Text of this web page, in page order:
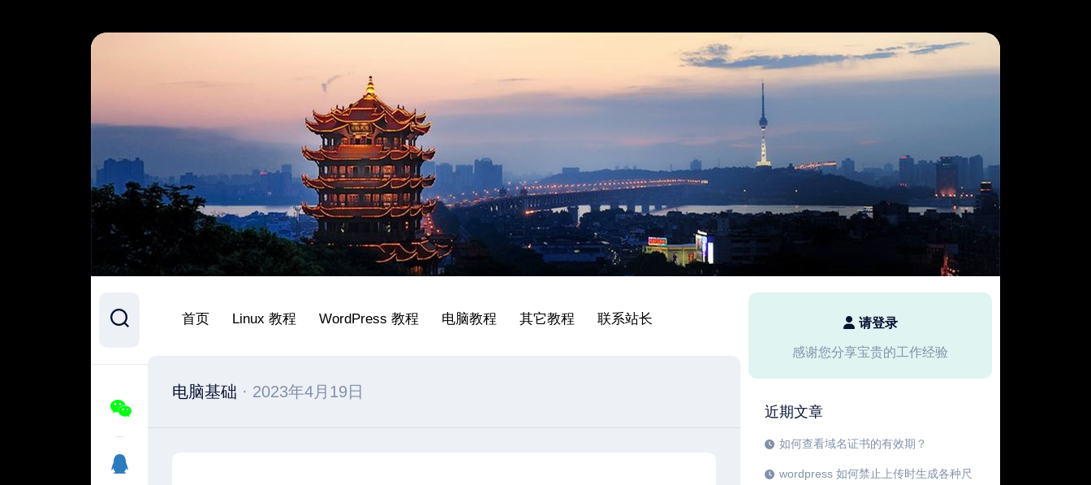
请登录
感谢您分享宝贵的工作经验
近期文章
如何查看域名证书的有效期？
wordpress 如何禁止上传时生成各种尺
首页 Linux 教程 WordPress 教程 电脑教程 其它教程 联系站长
电脑基础 · 2023年4月19日